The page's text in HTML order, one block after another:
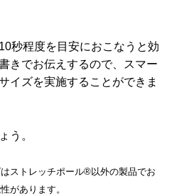
秒程度を目安におこなうと効
きでお伝えするので、スマー
イズを実施することができま
う。
ストレッチポール®以外の製品でお
があります。